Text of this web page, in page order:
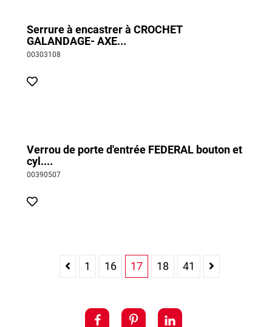
Serrure à encastrer à CROCHET
GALANDAGE- AXE...
00303108
Verrou de porte d'entrée FEDERAL bouton et
cyl....
00390507
1 16 17 18 41